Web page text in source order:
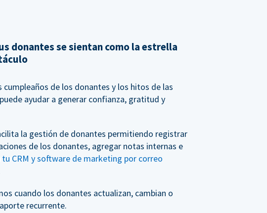
donantes se sientan como la estrella
cumpleaños de los donantes y los hitos de las
ayudar a generar confianza, gratitud y
la gestión de donantes permitiendo registrar
de los donantes, agregar notas internas e
CRM y software de marketing por correo
cuando los donantes actualizan, cambian o
recurrente.